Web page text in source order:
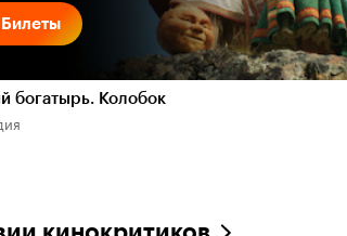
Билеты
богатырь. Колобок